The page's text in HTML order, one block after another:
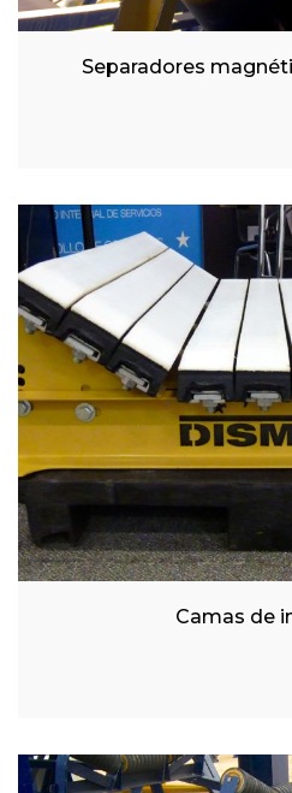
Separadores
Camas de